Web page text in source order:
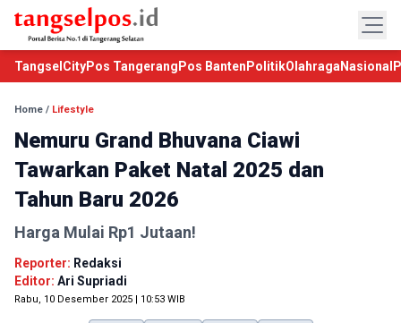
TangselCityPos Tangerang Pos Banten PolitikOlahraga Nasional
Home / Lifestyle
Nemuru Grand Bhuvana Ciawi
Tawarkan Paket Natal 2025 dan
Tahun Baru 2026
Harga Mulai Rp1 Jutaan!
Reporter: Redaksi
Editor: Ari Supriadi
Rabu, 10 Desember 2025 | 10:53 WIB